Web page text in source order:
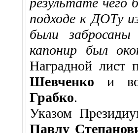
подходе к ДОТу
были
капонир был
Наградной лист
Шевченко и
Грабко.
Указом
Павлу